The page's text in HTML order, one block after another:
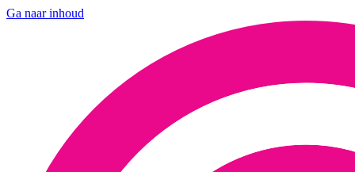
Ga naar inhoud